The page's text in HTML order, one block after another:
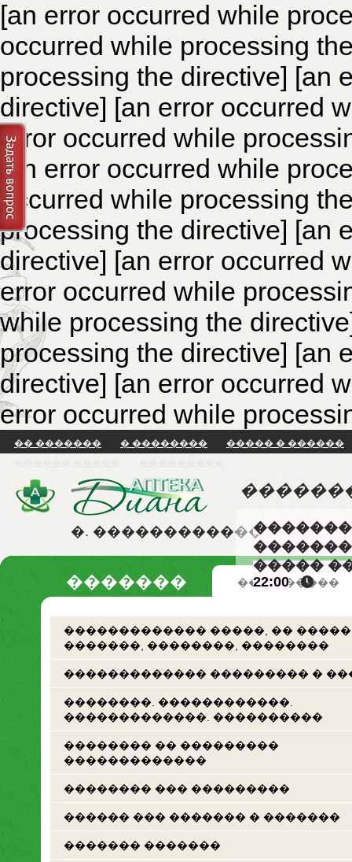
[an error occurred while
occurred while processing
processing the directive] [an
directive] [an error occurred
error occurred while
[an error occurred while
occurred while processing
processing the directive] [an
directive] [an error occurred
error occurred while
while processing the
processing the directive] [an
directive] [an error occurred
error occurred while
�� ������� � ��������
����� � ������
�. ������������
�����
22:00
������� �� �������
������������� �����, ��
�������, ��������, ��������
������������� ��������� �
��������. ������������.
�������������. ����������
�������� �� ���������
�������������
�������� ��� ���������
������ ��� ������� � �������
������� �������